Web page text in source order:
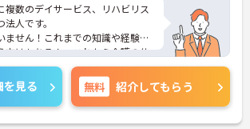
複数のデイサービス、リハビリス
人です。
ません！これまでの知識や経験を
方はもちろん、これから介護の仕
いう方もご応募可能です◎
非一度マイナビまでお問合せく
細などお伝えします！
を見る 無料 紹介してもらう